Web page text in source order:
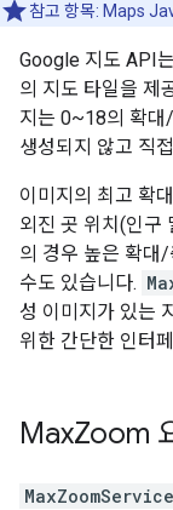
참고 항목: Maps
Google 지도 API
의 지도 타일을 제
지는 0~18의 확대
생성되지 않고 직
이미지의 최고 확
외진 곳 위치(인구
의 경우 높은 확대
수도 있습니다.
성 이미지가 있는
위한 간단한 인터
MaxZoom
MaxZoomService